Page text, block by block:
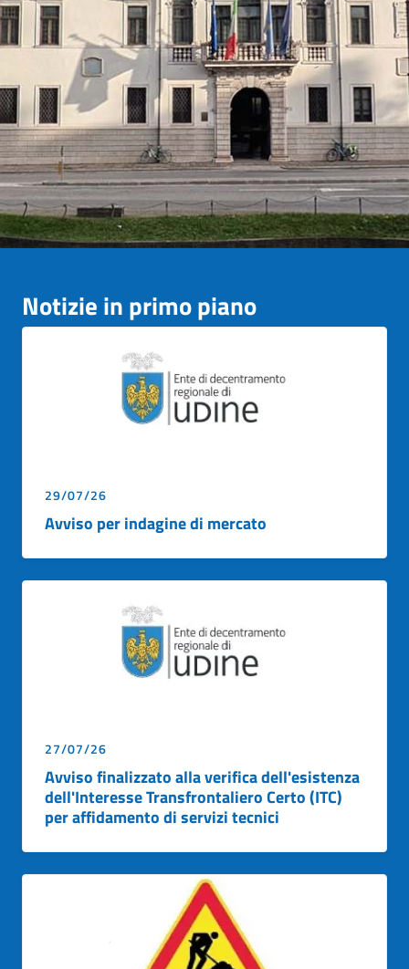
Notizie in primo piano
29/07/26
Avviso per indagine di mercato
27/07/26
Avviso finalizzato alla verifica dell'esistenza
dell'Interesse Transfrontaliero Certo (ITC)
per affidamento di servizi tecnici